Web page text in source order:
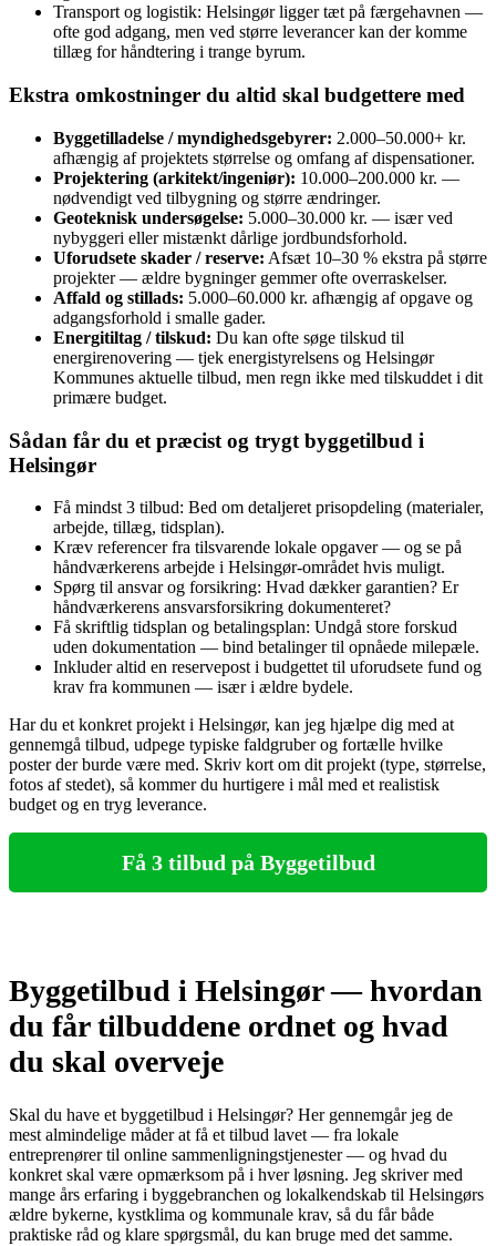
Transport og logistik: Helsingør ligger tæt på færgehavnen —
ofte god adgang, men ved større leverancer kan der komme
tillæg for håndtering i trange byrum.
Ekstra omkostninger du altid skal budgettere med
Byggetilladelse / myndighedsgebyrer: 2.000–50.000+ kr.
afhængig af projektets størrelse og omfang af dispensationer.
Projektering (arkitekt/ingeniør): 10.000–200.000 kr. —
nødvendigt ved tilbygning og større ændringer.
Geoteknisk undersøgelse: 5.000–30.000 kr. — især ved
nybyggeri eller mistænkt dårlige jordbundsforhold.
Uforudsete skader / reserve: Afsæt 10–30 % ekstra på større
projekter — ældre bygninger gemmer ofte overraskelser.
Affald og stillads: 5.000–60.000 kr. afhængig af opgave og
adgangsforhold i smalle gader.
Energitiltag / tilskud: Du kan ofte søge tilskud til
energirenovering — tjek energistyrelsens og Helsingør
Kommunes aktuelle tilbud, men regn ikke med tilskuddet i dit
primære budget.
Sådan får du et præcist og trygt byggetilbud i
Helsingør
Få mindst 3 tilbud: Bed om detaljeret prisopdeling (materialer,
arbejde, tillæg, tidsplan).
Kræv referencer fra tilsvarende lokale opgaver — og se på
håndværkerens arbejde i Helsingør-området hvis muligt.
Spørg til ansvar og forsikring: Hvad dækker garantien? Er
håndværkerens ansvarsforsikring dokumenteret?
Få skriftlig tidsplan og betalingsplan: Undgå store forskud
uden dokumentation — bind betalinger til opnåede milepæle.
Inkluder altid en reservepost i budgettet til uforudsete fund og
krav fra kommunen — især i ældre bydele.
Har du et konkret projekt i Helsingør, kan jeg hjælpe dig med at
gennemgå tilbud, udpege typiske faldgruber og fortælle hvilke
poster der burde være med. Skriv kort om dit projekt (type, størrelse,
fotos af stedet), så kommer du hurtigere i mål med et realistisk
budget og en tryg leverance.
Få 3 tilbud på Byggetilbud
Byggetilbud i Helsingør — hvordan
du får tilbuddene ordnet og hvad
du skal overveje
Skal du have et byggetilbud i Helsingør? Her gennemgår jeg de
mest almindelige måder at få et tilbud lavet — fra lokale
entreprenører til online sammenligningstjenester — og hvad du
konkret skal være opmærksom på i hver løsning. Jeg skriver med
mange års erfaring i byggebranchen og lokalkendskab til Helsingørs
ældre bykerne, kystklima og kommunale krav, så du får både
praktiske råd og klare spørgsmål, du kan bruge med det samme.